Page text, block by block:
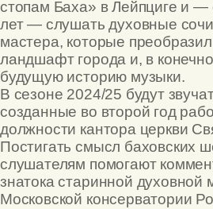
стопам Баха» в Лейпциге и —
лет — слушать духовные
мастера, которые
ландшафт города и, в
будущую историю музыки.
В сезоне 2024/25 будут
созданные во второй год
должности кантора церкви
Постигать смысл баховских
слушателям помогают
знатока старинной духовной
Московской консерватории